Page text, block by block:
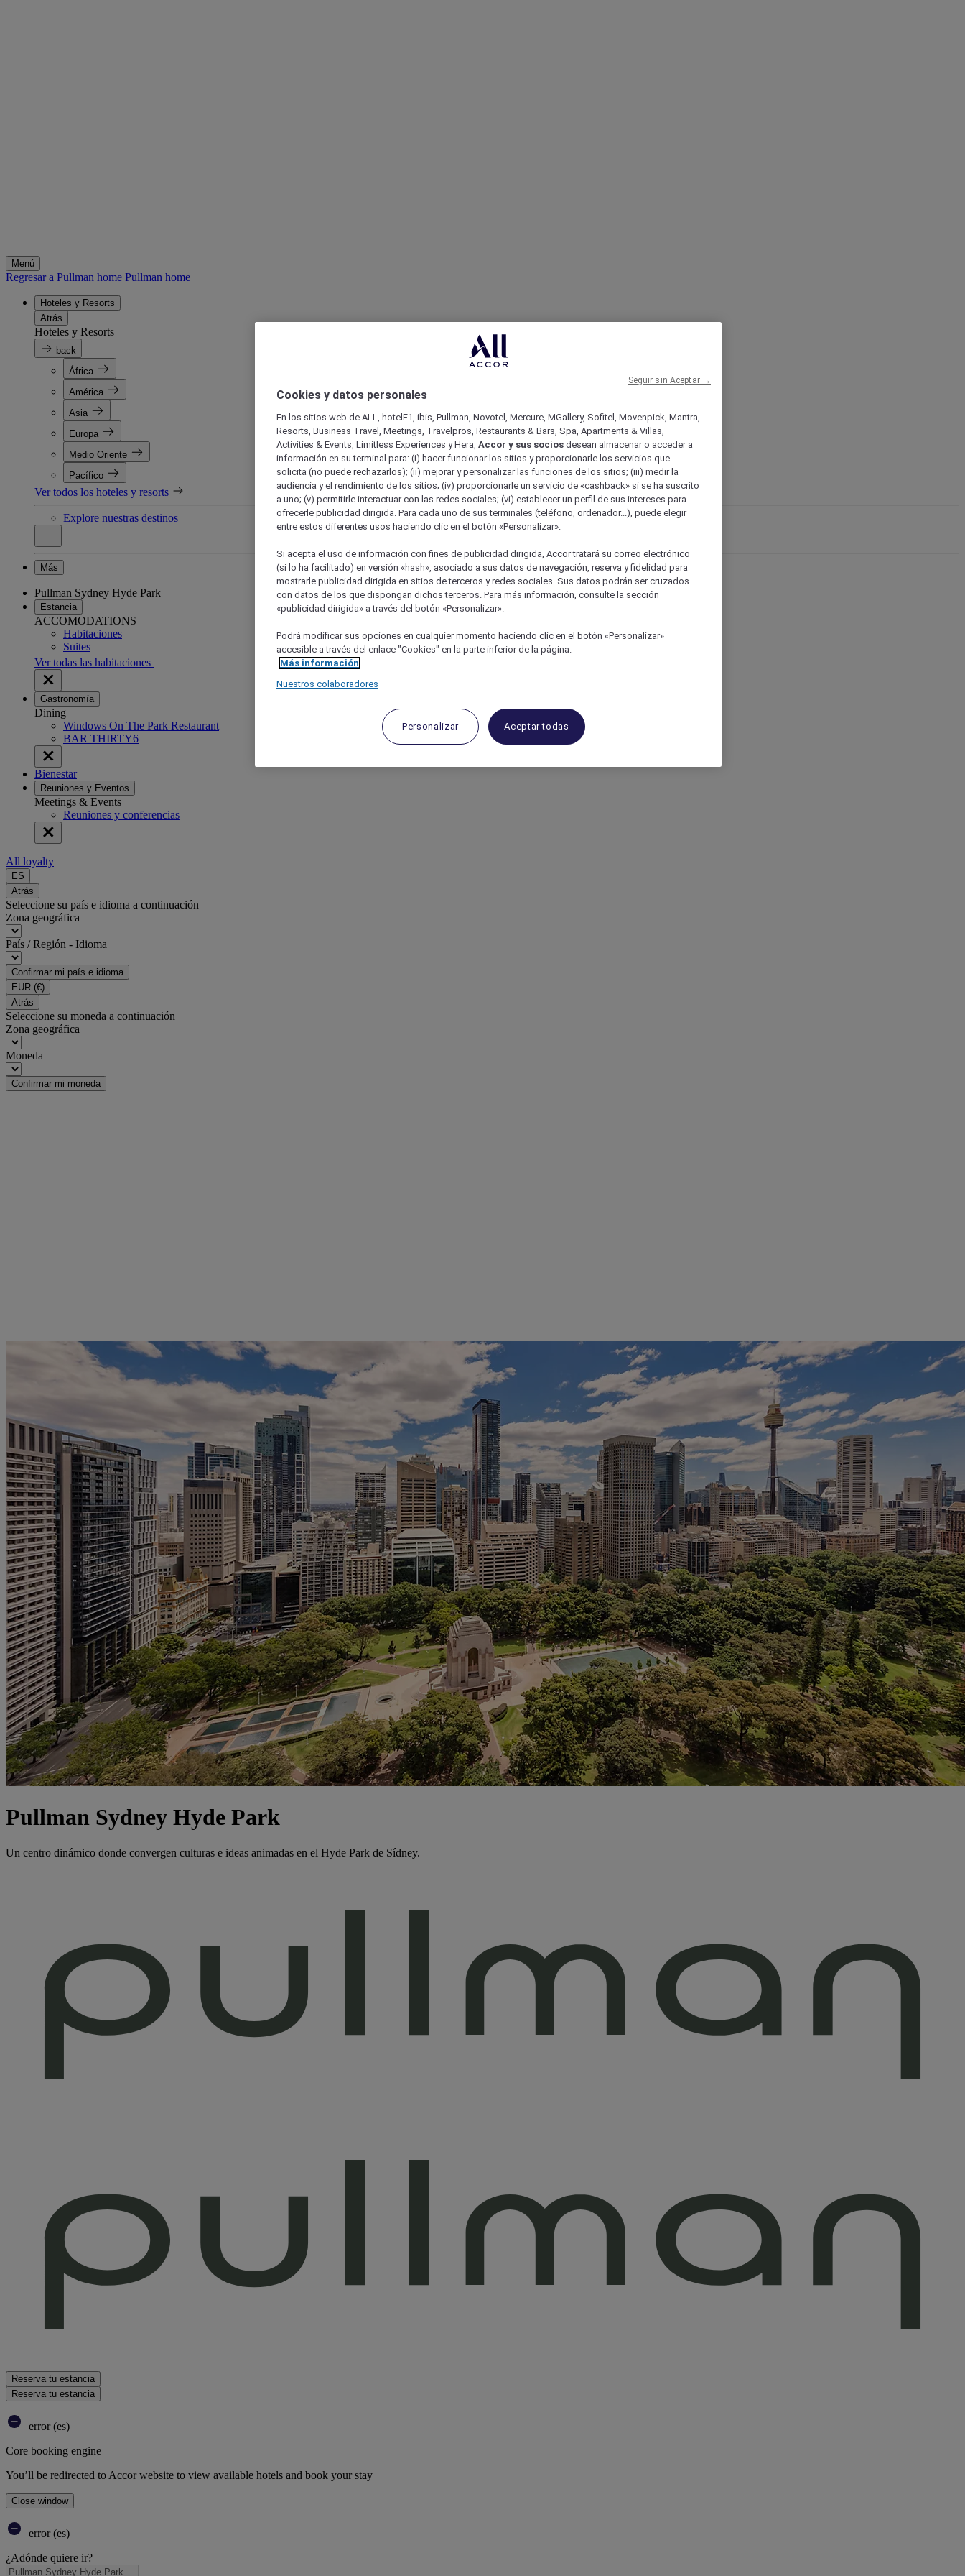
Menú
Regresar a Pullman home Pullman home
Hoteles y Resorts
Atrás
Hoteles y Resorts
back
África
América
Asia
Europa
Medio Oriente
Pacífico
Ver todos los hoteles y resorts
Explore nuestras destinos
Más
Pullman Sydney Hyde Park
Estancia
ACCOMODATIONS
Habitaciones
Suites
Ver todas las habitaciones
Gastronomía
Dining
Windows On The Park Restaurant
BAR THIRTY6
Bienestar
Reuniones y Eventos
Meetings & Events
Reuniones y conferencias
All loyalty
ES
Atrás
Seleccione su país e idioma a continuación
Zona geográfica
País / Región - Idioma
Confirmar mi país e idioma
EUR (€)
Atrás
Seleccione su moneda a continuación
Zona geográfica
Moneda
Confirmar mi moneda
Pullman Sydney Hyde Park
Un centro dinámico donde convergen culturas e ideas animadas en el Hyde Park de Sídney.
Reserva tu estancia
Reserva tu estancia
error (es)
Core booking engine
You’ll be redirected to Accor website to view available hotels and book your stay
Close window
error (es)
¿Adónde quiere ir?
Cookies y datos personales
En los sitios web de ALL, hotelF1, ibis, Pullman, Novotel, Mercure, MGallery, Sofitel, Movenpick, Mantra,
Resorts, Business Travel, Meetings, Travelpros, Restaurants & Bars, Spa, Apartments & Villas,
Activities & Events, Limitless Experiences y Hera, Accor y sus socios desean almacenar o acceder a
información en su terminal para: (i) hacer funcionar los sitios y proporcionarle los servicios que
solicita (no puede rechazarlos); (ii) mejorar y personalizar las funciones de los sitios; (iii) medir la
audiencia y el rendimiento de los sitios; (iv) proporcionarle un servicio de «cashback» si se ha suscrito
a uno; (v) permitirle interactuar con las redes sociales; (vi) establecer un perfil de sus intereses para
ofrecerle publicidad dirigida. Para cada uno de sus terminales (teléfono, ordenador...), puede elegir
entre estos diferentes usos haciendo clic en el botón «Personalizar».
Si acepta el uso de información con fines de publicidad dirigida, Accor tratará su correo electrónico
(si lo ha facilitado) en versión «hash», asociado a sus datos de navegación, reserva y fidelidad para
mostrarle publicidad dirigida en sitios de terceros y redes sociales. Sus datos podrán ser cruzados
con datos de los que dispongan dichos terceros. Para más información, consulte la sección
«publicidad dirigida» a través del botón «Personalizar».
Podrá modificar sus opciones en cualquier momento haciendo clic en el botón «Personalizar»
accesible a través del enlace "Cookies" en la parte inferior de la página.
Más información
Nuestros colaboradores
Personalizar Aceptar todas
Seguir sin Aceptar →